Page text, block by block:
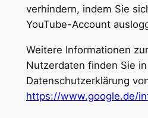
verhindern, indem Sie
YouTube-Account
Weitere Informationen
Nutzerdaten finden Sie
Datenschutzerklärung
https://www.google.de/